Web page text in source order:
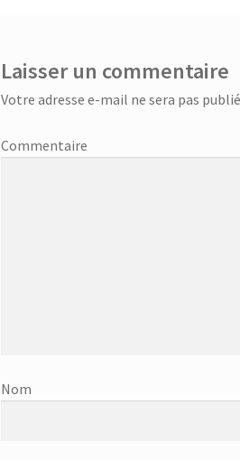
Laisser un commentaire
Votre adresse e-mail ne sera pas